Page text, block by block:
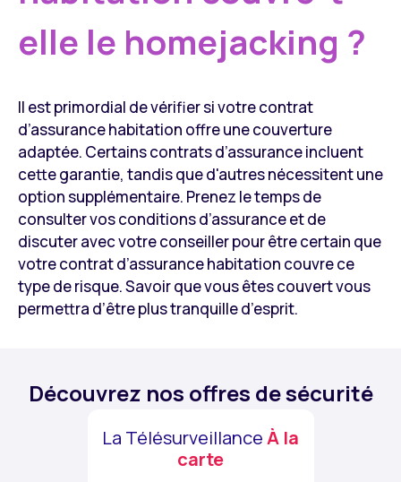
elle le homejacking ?
Il est primordial de vérifier si votre contrat
d’assurance habitation offre une couverture
adaptée. Certains contrats d’assurance incluent
cette garantie, tandis que d'autres nécessitent une
option supplémentaire. Prenez le temps de
consulter vos conditions d’assurance et de
discuter avec votre conseiller pour être certain que
votre contrat d’assurance habitation couvre ce
type de risque. Savoir que vous êtes couvert vous
permettra d’être plus tranquille d’esprit.
Découvrez nos offres de sécurité
La TélésurveillanceÀ la
carte